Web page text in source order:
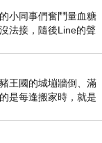
小同事們奮鬥量血糖
法接，隨後Line的聲
王國的城塴牆倒、滿
是每逢搬家時，就是